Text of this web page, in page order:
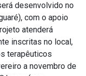
desenvolvido no
com o apoio
atenderá
inscritas no local,
terapêuticos
a novembro de